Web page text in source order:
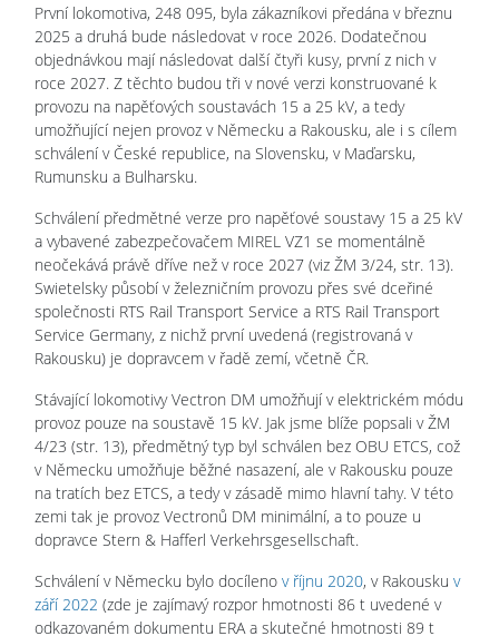
První lokomotiva, 248 095, byla zákazníkovi předána v březnu
2025 a druhá bude následovat v roce 2026. Dodatečnou
objednávkou mají následovat další čtyři kusy, první z nich v
roce 2027. Z těchto budou tři v nové verzi konstruované k
provozu na napěťových soustavách 15 a 25 kV, a tedy
umožňující nejen provoz v Německu a Rakousku, ale i s cílem
schválení v České republice, na Slovensku, v Maďarsku,
Rumunsku a Bulharsku.
Schválení předmětné verze pro napěťové soustavy 15 a 25 kV
a vybavené zabezpečovačem MIREL VZ1 se momentálně
neočekává právě dříve než v roce 2027 (viz ŽM 3/24, str. 13).
Swietelsky působí v železničním provozu přes své dceřiné
společnosti RTS Rail Transport Service a RTS Rail Transport
Service Germany, z nichž první uvedená (registrovaná v
Rakousku) je dopravcem v řadě zemí, včetně ČR.
Stávající lokomotivy Vectron DM umožňují v elektrickém módu
provoz pouze na soustavě 15 kV. Jak jsme blíže popsali v ŽM
4/23 (str. 13), předmětný typ byl schválen bez OBU ETCS, což
v Německu umožňuje běžné nasazení, ale v Rakousku pouze
na tratích bez ETCS, a tedy v zásadě mimo hlavní tahy. V této
zemi tak je provoz Vectronů DM minimální, a to pouze u
dopravce Stern & Hafferl Verkehrsgesellschaft.
Schválení v Německu bylo docíleno v říjnu 2020, v Rakousku v
září 2022 (zde je zajímavý rozpor hmotnosti 86 t uvedené v
odkazovaném dokumentu ERA a skutečné hmotnosti 89 t